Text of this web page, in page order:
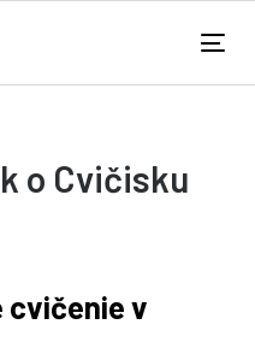
o Cvičisku
cvičenie v